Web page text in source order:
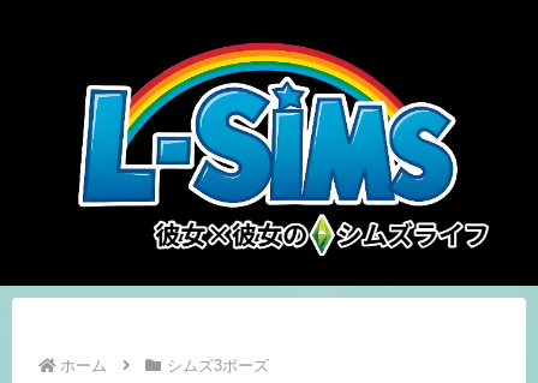
ホーム シムズ3ポーズ